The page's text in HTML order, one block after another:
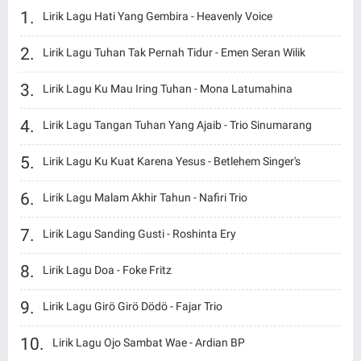
Lirik Lagu Hati Yang Gembira - Heavenly Voice
Lirik Lagu Tuhan Tak Pernah Tidur - Emen Seran Wilik
Lirik Lagu Ku Mau Iring Tuhan - Mona Latumahina
Lirik Lagu Tangan Tuhan Yang Ajaib - Trio Sinumarang
Lirik Lagu Ku Kuat Karena Yesus - Betlehem Singer's
Lirik Lagu Malam Akhir Tahun - Nafiri Trio
Lirik Lagu Sanding Gusti - Roshinta Ery
Lirik Lagu Doa - Foke Fritz
Lirik Lagu Girö Girö Dödö - Fajar Trio
Lirik Lagu Ojo Sambat Wae - Ardian BP